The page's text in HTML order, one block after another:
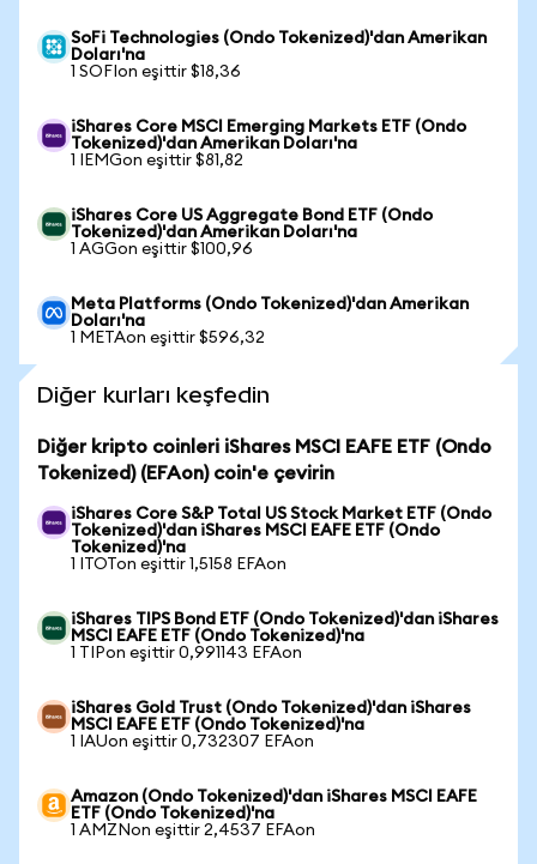
SoFi Technologies (Ondo Tokenized)'dan Amerikan
Doları'na
1 SOFIon eşittir $18,36
iShares Core MSCI Emerging Markets ETF (Ondo
Tokenized)'dan Amerikan Doları'na
1 IEMGon eşittir $81,82
iShares Core US Aggregate Bond ETF (Ondo
Tokenized)'dan Amerikan Doları'na
1 AGGon eşittir $100,96
Meta Platforms (Ondo Tokenized)'dan Amerikan
Doları'na
1 METAon eşittir $596,32
Diğer kurları keşfedin
Diğer kripto coinleri iShares MSCI EAFE ETF (Ondo
Tokenized) (EFAon) coin'e çevirin
iShares Core S&P Total US Stock Market ETF (Ondo
Tokenized)'dan iShares MSCI EAFE ETF (Ondo
Tokenized)'na
1 ITOTon eşittir 1,5158 EFAon
iShares TIPS Bond ETF (Ondo Tokenized)'dan iShares
MSCI EAFE ETF (Ondo Tokenized)'na
1 TIPon eşittir 0,991143 EFAon
iShares Gold Trust (Ondo Tokenized)'dan iShares
MSCI EAFE ETF (Ondo Tokenized)'na
1 IAUon eşittir 0,732307 EFAon
Amazon (Ondo Tokenized)'dan iShares MSCI EAFE
ETF (Ondo Tokenized)'na
1 AMZNon eşittir 2,4537 EFAon